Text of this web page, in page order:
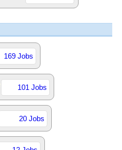
169 Jobs
101 Jobs
20 Jobs